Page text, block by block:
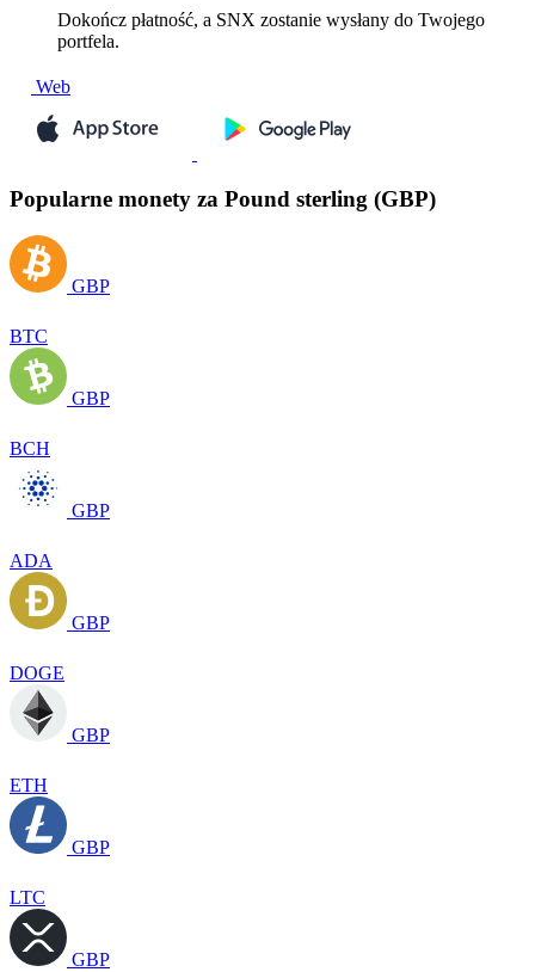
Dokończ płatność, a SNX zostanie wysłany do Twojego
portfela.
Web
Popularne monety za Pound sterling (GBP)
GBP
BTC
GBP
BCH
GBP
ADA
GBP
DOGE
GBP
ETH
GBP
LTC
GBP